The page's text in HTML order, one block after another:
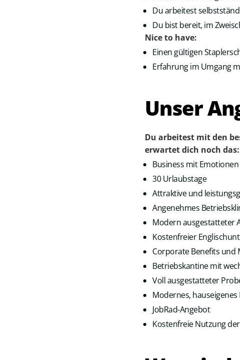
Du arbeitest
Du bist bereit, im
Nice to have:
Einen gültigen
Erfahrung im Umgang
Unser
Du arbeitest mit den
erwartet dich noch das:
Business mit Emotionen
30 Urlaubstage
Attraktive und
Angenehmes
Modern ausgestatteter
Kostenfreier
Corporate Benefits
Betriebskantine mit
Voll ausgestatteter
Modernes,
JobRad-Angebot
Kostenfreie Nutzung